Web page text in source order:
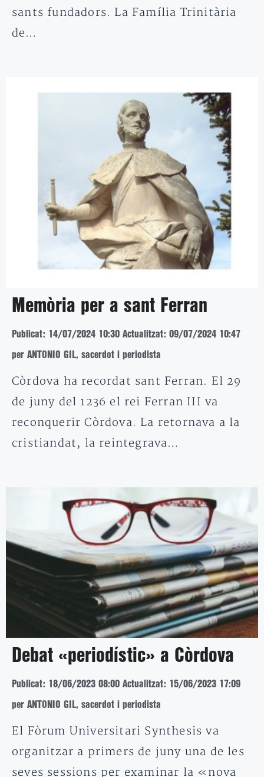
sants fundadors. La Família Trinitària
de…
Memòria per a sant Ferran
Publicat: 14/07/2024 10:30 Actualitzat: 09/07/2024 10:47
per ANTONIO GIL, sacerdot i periodista
Còrdova ha recordat sant Ferran. El 29
de juny del 1236 el rei Ferran III va
reconquerir Còrdova. La retornava a la
cristiandat, la reintegrava…
Debat «periodístic» a Còrdova
Publicat: 18/06/2023 08:00 Actualitzat: 15/06/2023 17:09
per ANTONIO GIL, sacerdot i periodista
El Fòrum Universitari Synthesis va
organitzar a primers de juny una de les
seves sessions per examinar la «nova